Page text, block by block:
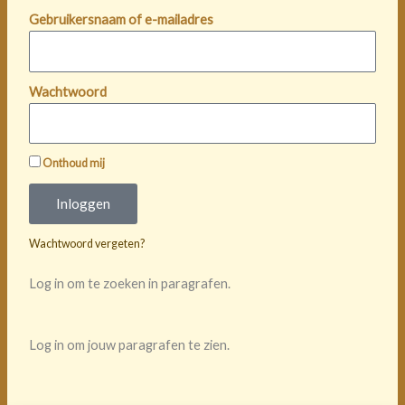
Gebruikersnaam of e-mailadres
Wachtwoord
Onthoud mij
Inloggen
Wachtwoord vergeten?
Log in om te zoeken in paragrafen.
Log in om jouw paragrafen te zien.